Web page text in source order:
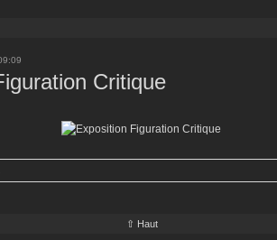
Critique
⇧ Haut